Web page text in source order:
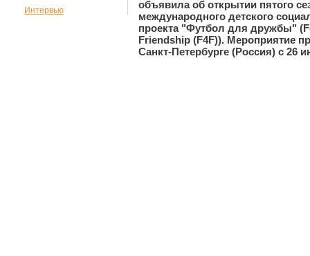
Интервью
объявила об открытии пятого
международного детского
проекта "Футбол для дружбы"
Friendship (F4F)). Мероприятие
Санкт-Петербурге (Россия) с 26